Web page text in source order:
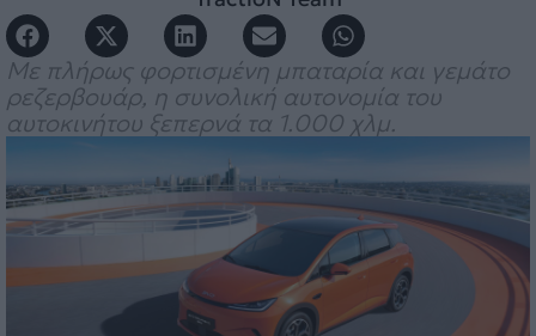
Με πλήρως φορτισμένη μπαταρία και γεμάτο
ρεζερβουάρ, η συνολική αυτονομία του
αυτοκινήτου ξεπερνά τα 1.000 χλμ.